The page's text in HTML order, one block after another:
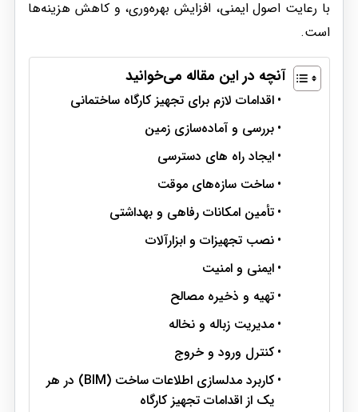
با رعایت اصول ایمنی، افزایش بهره‌وری، و کاهش هزینه‌ها
است.
آنچه در این مقاله می‌خوانید
اقدامات لازم برای تجهیز کارگاه ساختمانی
بررسی و آماده‌سازی زمین
ایجاد راه های دسترسی
ساخت سازه‌های موقت
تأمین امکانات رفاهی و بهداشتی
نصب تجهیزات و ابزارآلات
ایمنی و امنیت
تهیه و ذخیره مصالح
مدیریت زباله و نخاله
کنترل ورود و خروج
کاربرد مدلسازی اطلاعات ساخت (BIM) در هر
یک از اقدامات تجهیز کارگاه